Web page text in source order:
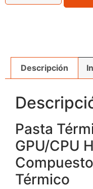
Descripción
Pasta
GPU/CPU
Térmico